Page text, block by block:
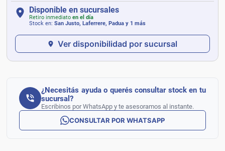
Disponible en sucursales
Retiro inmediato en el día
Stock en: San Justo, Laferrere, Padua y 1 más
Ver disponibilidad por sucursal
¿Necesitás ayuda o querés consultar stock en tu
sucursal?
Escribinos por WhatsApp y te asesoramos al instante.
CONSULTAR POR WHATSAPP